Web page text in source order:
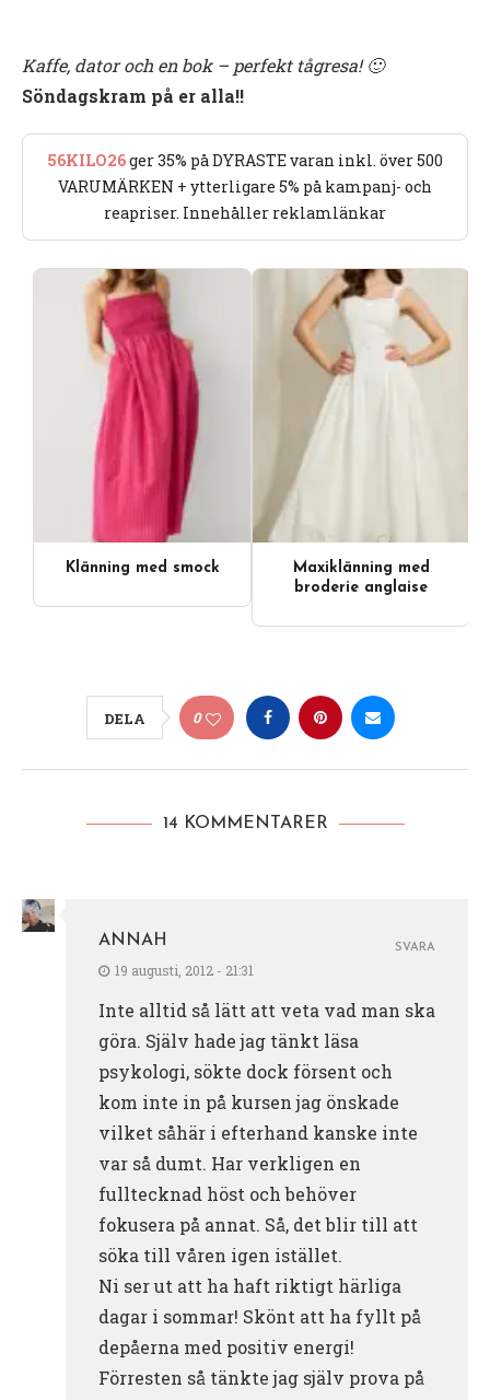
Kaffe, dator och en bok – perfekt tågresa! 🙂
Söndagskram på er alla!!
56KILO26ger 35% på DYRASTE varan inkl. över 500
VARUMÄRKEN + ytterligare 5% på kampanj- och
reapriser. Innehåller reklamlänkar
Klänning med smock
Maxiklänning med
broderie anglaise
DELA 0
14 KOMMENTARER
ANNAH
19 augusti, 2012 - 21:31
Inte alltid så lätt att veta vad man ska
göra. Själv hade jag tänkt läsa
psykologi, sökte dock försent och
kom inte in på kursen jag önskade
vilket såhär i efterhand kanske inte
var så dumt. Har verkligen en
fulltecknad höst och behöver
fokusera på annat. Så, det blir till att
söka till våren igen istället.
Ni ser ut att ha haft riktigt härliga
dagar i sommar! Skönt att ha fyllt på
depåerna med positiv energi!
Förresten så tänkte jag själv prova på
SVARA